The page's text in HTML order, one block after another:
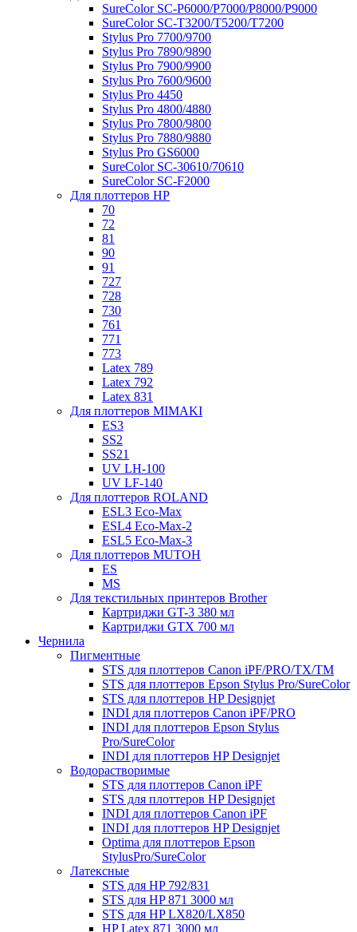
SureColor SC-P6000/P7000/P8000/P9000
SureColor SC-Т3200/T5200/T7200
Stylus Pro 7700/9700
Stylus Pro 7890/9890
Stylus Pro 7900/9900
Stylus Pro 7600/9600
Stylus Pro 4450
Stylus Pro 4800/4880
Stylus Pro 7800/9800
Stylus Pro 7880/9880
Stylus Pro GS6000
SureColor SC-30610/70610
SureColor SC-F2000
Для плоттеров HP
70
72
81
90
91
727
728
730
761
771
773
Latex 789
Latex 792
Latex 831
Для плоттеров MIMAKI
ES3
SS2
SS21
UV LH-100
UV LF-140
Для плоттеров ROLAND
ESL3 Eco-Max
ESL4 Eco-Max-2
ESL5 Eco-Max-3
Для плоттеров MUTOH
ES
MS
Для текстильных принтеров Brother
Картриджи GT-3 380 мл
Картриджи GTX 700 мл
Чернила
Пигментные
STS для плоттеров Canon iPF/PRO/TX/ТМ
STS для плоттеров Epson Stylus Pro/SureColor
STS для плоттеров HP Designjet
INDI для плоттеров Canon iPF/PRO
INDI для плоттеров Epson Stylus
Pro/SureColor
INDI для плоттеров HP Designjet
Водорастворимые
STS для плоттеров Canon iPF
STS для плоттеров HP Designjet
INDI для плоттеров Canon iPF
INDI для плоттеров HP Designjet
Optima для плоттеров Epson
StylusPro/SureColor
Латексные
STS для HP 792/831
STS для HP 871 3000 мл
STS для HP LX820/LX850
HP Latex 871 3000 мл